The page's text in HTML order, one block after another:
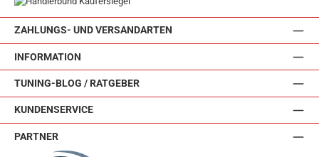
ZAHLUNGS- UND VERSANDARTEN
INFORMATION
TUNING-BLOG / RATGEBER
KUNDENSERVICE
PARTNER